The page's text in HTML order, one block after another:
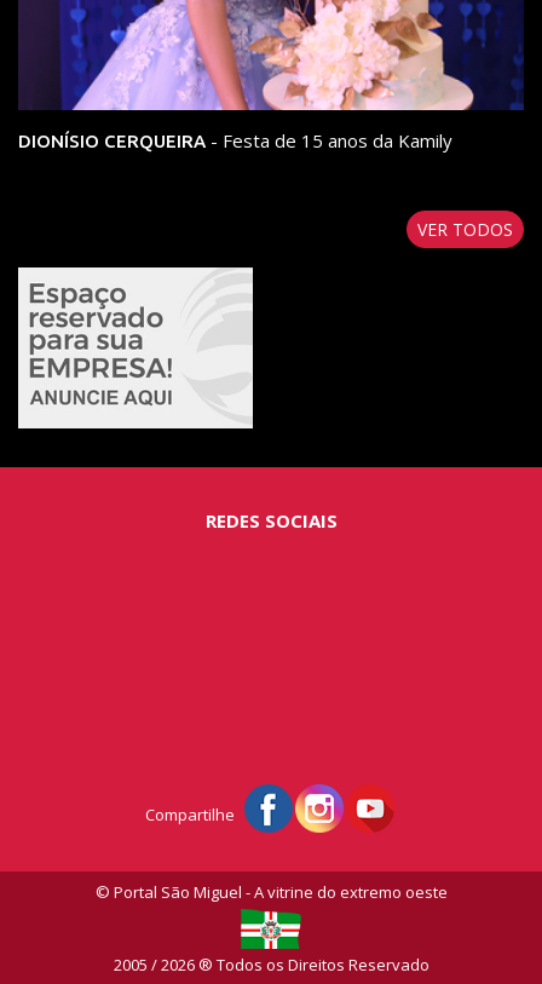
DIONÍSIO CERQUEIRA - Festa de 15 anos da Kamily
VER TODOS
REDES SOCIAIS
Compartilhe
© Portal São Miguel - A vitrine do extremo oeste
2005 / 2026 ® Todos os Direitos Reservado